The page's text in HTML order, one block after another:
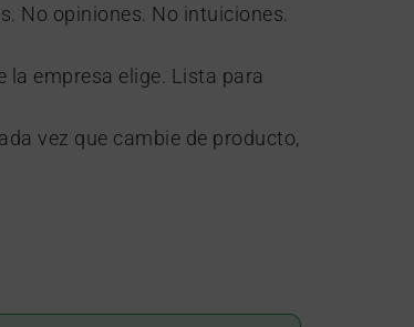
No opiniones. No intuiciones.
la empresa elige. Lista para
vez que cambie de producto,